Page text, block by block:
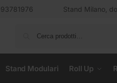
Stand Milano,
Stand Modulari Roll Up